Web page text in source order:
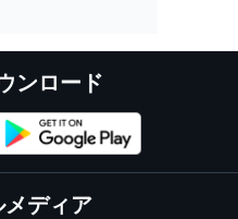
ンロード
メディア